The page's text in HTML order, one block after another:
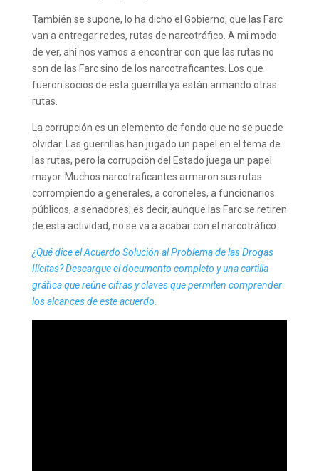
También se supone, lo ha dicho el Gobierno, que las Farc
van a entregar redes, rutas de narcotráfico. A mi modo
de ver, ahí nos vamos a encontrar con que las rutas no
son de las Farc sino de los narcotraficantes. Los que
fueron socios de esta guerrilla ya están armando otras
rutas.
La corrupción es un elemento de fondo que no se puede
olvidar. Las guerrillas han jugado un papel en el tema de
las rutas, pero la corrupción del Estado juega un papel
mayor. Muchos narcotraficantes armaron sus rutas
corrompiendo a generales, a coroneles, a funcionarios
públicos, a senadores; es decir, aunque las Farc se retiren
de esta actividad, no se va a acabar con el narcotráfico.
¿Qué dice el Acuerdo Solución al Problema de las Drogas
Ilícitas? Descargue el documento completo y una cartilla
gráfica que reúne cifras y claves que permiten comprender
los alcances de este acuerdo.